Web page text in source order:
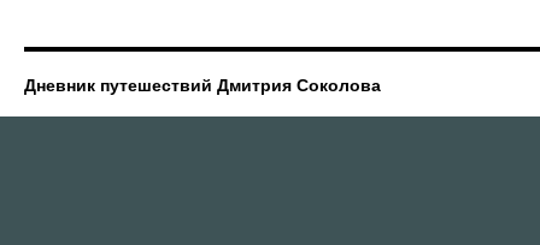
Дневник путешествий Дмитрия Соколова